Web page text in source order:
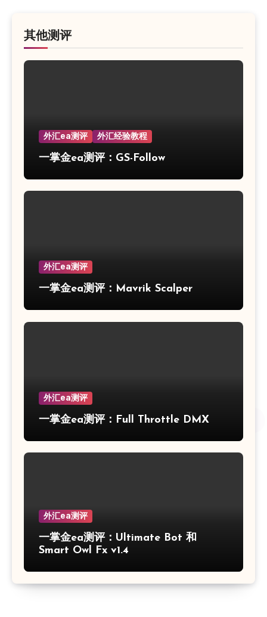
其他测评
外汇ea测评 外汇经验教程
一掌金ea测评：GS-Follow
外汇ea测评
一掌金ea测评：Mavrik Scalper
外汇ea测评
一掌金ea测评：Full Throttle DMX
外汇ea测评
一掌金ea测评：Ultimate Bot 和
Smart Owl Fx v1.4